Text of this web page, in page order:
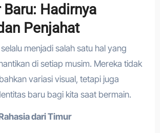
Baru: Hadirnya
Penjahat
menjadi salah satu hal yang
di setiap musim. Mereka tidak
variasi visual, tetapi juga
baru bagi kita saat bermain.
dari Timur